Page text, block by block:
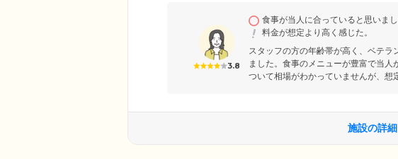
3.8
食事が当人に合っていると思いまし
料金が想定より高く感じた。
スタッフの方の年齢帯が高く、ベテ
ました。食事のメニューが豊富で当
ついて相場がわかっていませんが、想
施設の詳